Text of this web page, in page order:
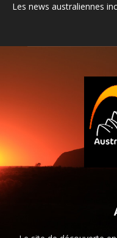
Les news australiennes